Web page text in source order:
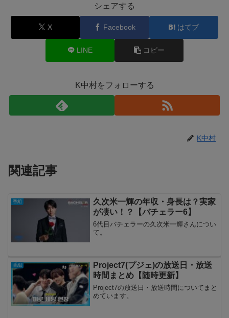
シェアする
X Facebook はてブ
LINE コピー
K中村をフォローする
K中村
関連記事
番組
久次米一輝の年収・身長は？実家
が凄い！？【バチェラー6】
6代目バチェラーの久次米一輝さんについ
て。
番組
Project7(プジェ)の放送日・放送
時間まとめ【随時更新】
Project7の放送日・放送時間についてまと
めています。